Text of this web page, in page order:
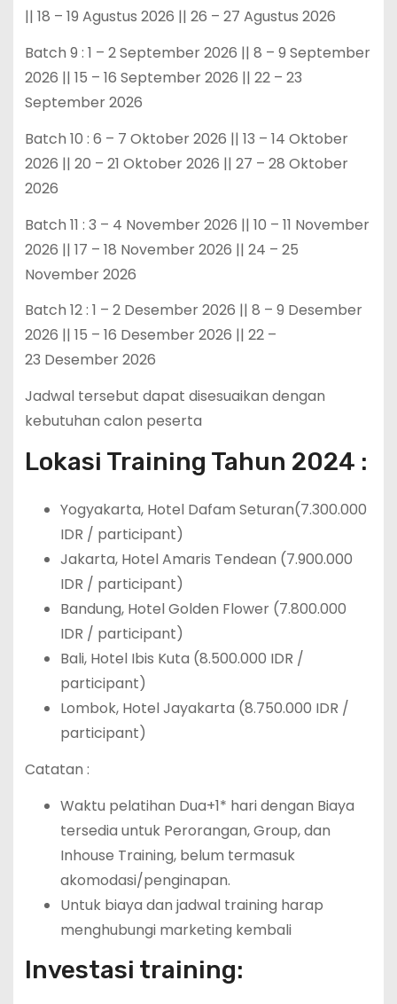
|| 18 – 19 Agustus 2026 || 26 – 27 Agustus 2026
Batch 9 : 1 – 2 September 2026 || 8 – 9 September
2026 || 15 – 16 September 2026 || 22 – 23
September 2026
Batch 10 : 6 – 7 Oktober 2026 || 13 – 14 Oktober
2026 || 20 – 21 Oktober 2026 || 27 – 28 Oktober
2026
Batch 11 : 3 – 4 November 2026 || 10 – 11 November
2026 || 17 – 18 November 2026 || 24 – 25
November 2026
Batch 12 : 1 – 2 Desember 2026 || 8 – 9 Desember
2026 || 15 – 16 Desember 2026 || 22 –
23 Desember 2026
Jadwal tersebut dapat disesuaikan dengan
kebutuhan calon peserta
Lokasi Training Tahun 2024 :
Yogyakarta, Hotel Dafam Seturan(7.300.000
IDR / participant)
Jakarta, Hotel Amaris Tendean (7.900.000
IDR / participant)
Bandung, Hotel Golden Flower (7.800.000
IDR / participant)
Bali, Hotel Ibis Kuta (8.500.000 IDR /
participant)
Lombok, Hotel Jayakarta (8.750.000 IDR /
participant)
Catatan :
Waktu pelatihan Dua+1* hari dengan Biaya
tersedia untuk Perorangan, Group, dan
Inhouse Training, belum termasuk
akomodasi/penginapan.
Untuk biaya dan jadwal training harap
menghubungi marketing kembali
Investasi training: